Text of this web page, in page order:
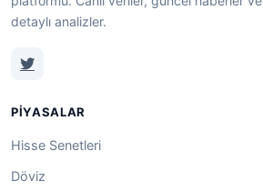
detaylı analizler.
PIYASALAR
Hisse Senetleri
Döviz